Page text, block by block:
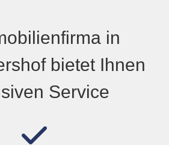
in
bietet Ihnen
Service